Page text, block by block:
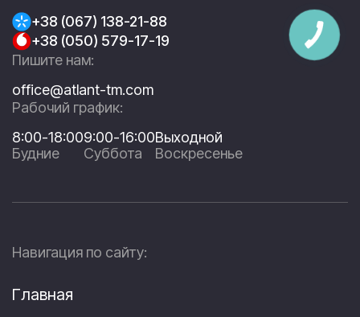
+38 (067) 138-21-88
+38 (050) 579-17-19
Пишите нам:
office@atlant-tm.com
Рабочий график:
8:00-18:00
Будние
9:00-16:00
Суббота
Выходной
Воскресенье
Навигация по сайту:
Главная